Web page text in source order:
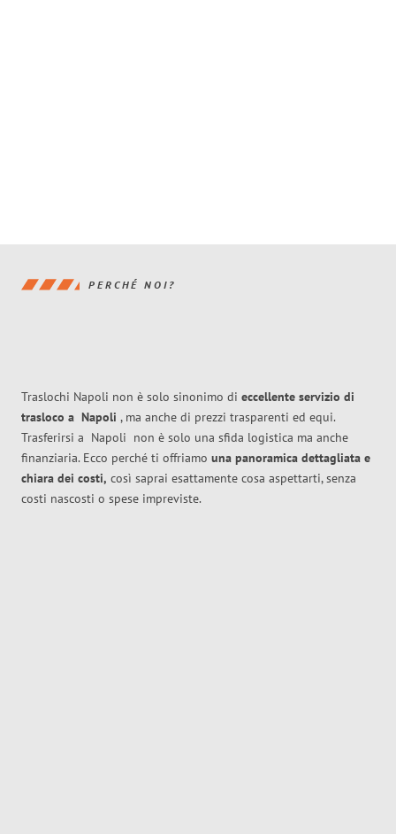
PERCHÉ NOI?
Traslochi Napoli non è solo sinonimo di eccellente servizio di
trasloco a Napoli , ma anche di prezzi trasparenti ed equi.
Trasferirsi a Napoli non è solo una sfida logistica ma anche
finanziaria. Ecco perché ti offriamo una panoramica dettagliata e
chiara dei costi, così saprai esattamente cosa aspettarti, senza
costi nascosti o spese impreviste.